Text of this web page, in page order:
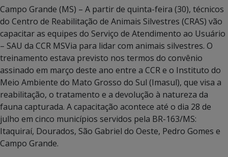
Campo Grande (MS) – A partir de quinta-feira (30), técnicos
do Centro de Reabilitação de Animais Silvestres (CRAS) vão
capacitar as equipes do Serviço de Atendimento ao Usuário
– SAU da CCR MSVia para lidar com animais silvestres. O
treinamento estava previsto nos termos do convênio
assinado em março deste ano entre a CCR e o Instituto do
Meio Ambiente do Mato Grosso do Sul (Imasul), que visa a
reabilitação, o tratamento e a devolução à natureza da
fauna capturada. A capacitação acontece até o dia 28 de
julho em cinco municípios servidos pela BR-163/MS:
Itaquiraí, Dourados, São Gabriel do Oeste, Pedro Gomes e
Campo Grande.